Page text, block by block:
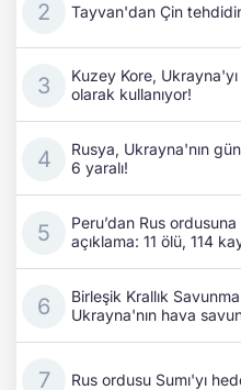
Tayvan'dan Çin
Kuzey Kore,
olarak kullanıyor!
Rusya, Ukrayna'nın
6 yaralı!
Peru’dan Rus
açıklama: 11 ölü, 114
Birleşik Krallık
Ukrayna'nın hava
Rus ordusu Sumı'yı